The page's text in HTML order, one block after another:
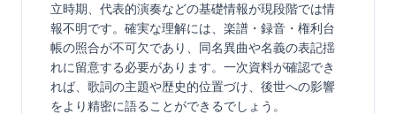
立時期、代表的演奏などの基礎情報が現段階では情
報不明です。確実な理解には、楽譜・録音・権利台
帳の照合が不可欠であり、同名異曲や名義の表記揺
れに留意する必要があります。一次資料が確認でき
れば、歌詞の主題や歴史的位置づけ、後世への影響
をより精密に語ることができるでしょう。